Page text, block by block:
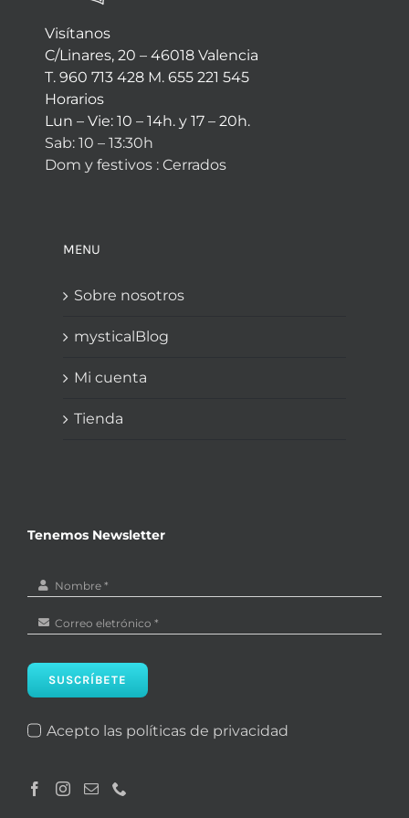
Visítanos
C/Linares, 20 – 46018 Valencia
T. 960 713 428 M. 655 221 545
Horarios
Lun – Vie: 10 – 14h. y 17 – 20h.
Sab: 10 – 13:30h
Dom y festivos : Cerrados
MENU
Sobre nosotros
mysticalBlog
Mi cuenta
Tienda
Tenemos Newsletter
SUSCRÍBETE
Acepto las políticas de privacidad